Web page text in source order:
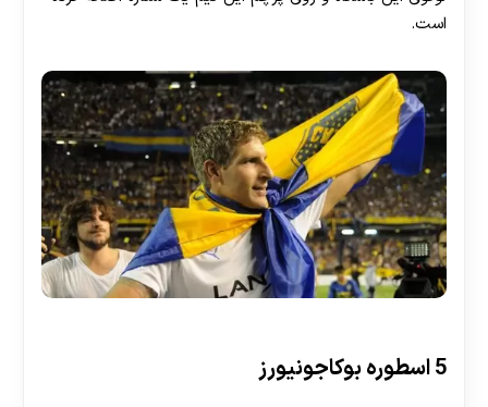
است.
5 اسطوره بوکاجونیورز